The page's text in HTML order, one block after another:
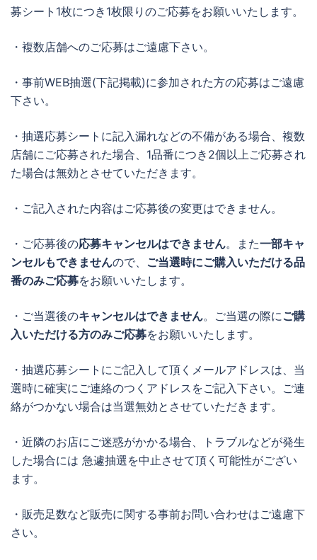
募シート1枚につき1枚限りのご応募をお願いいたします。
・複数店舗へのご応募はご遠慮下さい。
・事前WEB抽選(下記掲載)に参加された方の応募はご遠慮
下さい。
・抽選応募シートに記入漏れなどの不備がある場合、複数
店舗にご応募された場合、1品番につき2個以上ご応募され
た場合は無効とさせていただきます。
・ご記入された内容はご応募後の変更はできません。
・ご応募後の応募キャンセルはできません。また一部キャ
ンセルもできませんので、 ご当選時にご購入いただける品
番のみご応募をお願いいたします。
・ご当選後のキャンセルはできません。ご当選の際にご購
入いただける方のみご応募をお願いいたします。
・抽選応募シートにご記入して頂くメールアドレスは、当
選時に確実にご連絡のつくアドレスをご記入下さい。ご連
絡がつかない場合は当選無効とさせていただきます。
・近隣のお店にご迷惑がかかる場合、トラブルなどが発生
した場合には 急遽抽選を中止させて頂く可能性がござい
ます。
・販売足数など販売に関する事前お問い合わせはご遠慮下
さい。